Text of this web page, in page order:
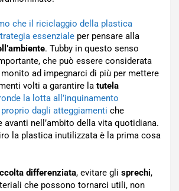
che il riciclaggio della plastica
essenziale per pensare alla
. Tubby in questo senso
che può essere considerata
ad impegnarci di più per mettere
volti a garantire la tutela
la lotta all’inquinamento
dagli atteggiamenti che
avanti nell’ambito della vita quotidiana.
la plastica inutilizzata è la prima cosa
differenziata, evitare gli sprechi,
che possono tornarci utili, non